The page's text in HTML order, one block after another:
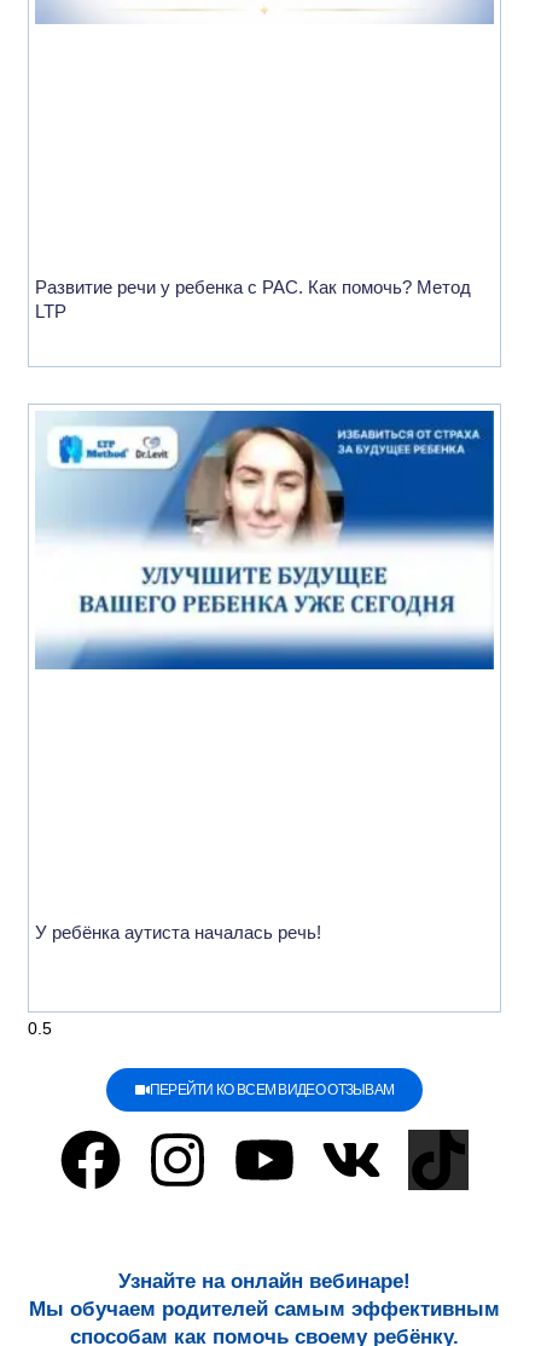
Развитие речи у ребенка с РАС. Как помочь? Метод
LTP
У ребёнка аутиста началась речь!
ПЕРЕЙТИ КО ВСЕМ ВИДЕО ОТЗЫВАМ
Узнайте на онлайн вебинаре!
Мы обучаем родителей самым эффективным
способам как помочь своему ребёнку.